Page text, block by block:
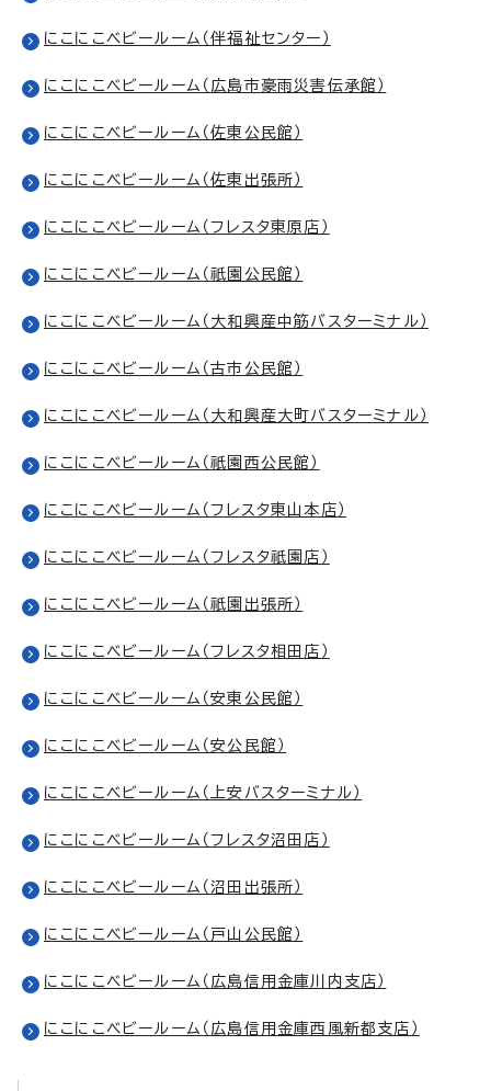
にこにこベビールーム（伴福祉センター）
にこにこベビールーム（広島市豪雨災害伝承館）
にこにこベビールーム（佐東公民館）
にこにこベビールーム（佐東出張所）
にこにこベビールーム（フレスタ東原店）
にこにこベビールーム（祇園公民館）
にこにこベビールーム（大和興産中筋バスターミナル）
にこにこベビールーム（古市公民館）
にこにこベビールーム（大和興産大町バスターミナル）
にこにこベビールーム（祇園西公民館）
にこにこベビールーム（フレスタ東山本店）
にこにこベビールーム（フレスタ祇園店）
にこにこベビールーム（祇園出張所）
にこにこベビールーム（フレスタ相田店）
にこにこベビールーム（安東公民館）
にこにこベビールーム（安公民館）
にこにこベビールーム（上安バスターミナル）
にこにこベビールーム（フレスタ沼田店）
にこにこベビールーム（沼田出張所）
にこにこベビールーム（戸山公民館）
にこにこベビールーム（広島信用金庫川内支店）
にこにこベビールーム（広島信用金庫西風新都支店）